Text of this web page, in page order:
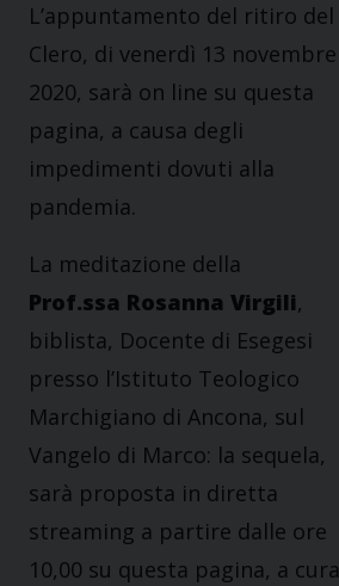
L’appuntamento del ritiro del
Clero, di venerdì 13 novembre
2020, sarà on line su questa
pagina, a causa degli
impedimenti dovuti alla
pandemia.
La meditazione della
Prof.ssa Rosanna Virgili,
biblista, Docente di Esegesi
presso l’Istituto Teologico
Marchigiano di Ancona, sul
Vangelo di Marco: la sequela,
sarà proposta in diretta
streaming a partire dalle ore
10,00 su questa pagina, a cura